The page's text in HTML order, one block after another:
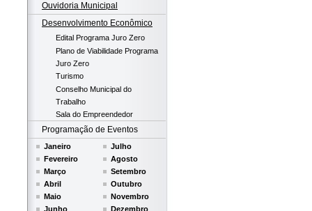
Ouvidoria Municipal
Desenvolvimento Econômico
Edital Programa Juro Zero
Plano de Viabilidade Programa
Juro Zero
Turismo
Conselho Municipal do
Trabalho
Sala do Empreendedor
Programação de Eventos
Janeiro
Fevereiro
Março
Abril
Maio
Junho
Julho
Agosto
Setembro
Outubro
Novembro
Dezembro